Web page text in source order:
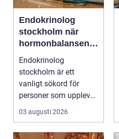
Endokrinolog
stockholm när
hormonbalansen
behöver
specialistvård
Endokrinolog
stockholm är ett
vanligt sökord för
personer som upplever
trötthet,
viktförändringar, h...
03 augusti 2026